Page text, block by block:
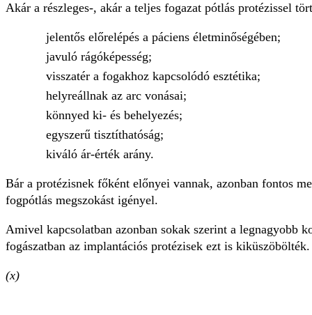
Akár a részleges-, akár a teljes fogazat pótlás protézissel
jelentős előrelépés a páciens életminőségében;
javuló rágóképesség;
visszatér a fogakhoz kapcsolódó esztétika;
helyreállnak az arc vonásai;
könnyed ki- és behelyezés;
egyszerű tisztíthatóság;
kiváló ár-érték arány.
Bár a protézisnek főként előnyei vannak, azonban fontos
fogpótlás megszokást igényel.
Amivel kapcsolatban azonban sokak szerint a legnagyobb
fogászatban az implantációs protézisek ezt is kiküszöbölték.
(x)